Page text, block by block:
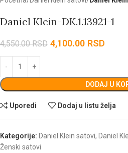
Daniel Klein-DK.1.13921-1
4,550.00RSD 4,100.00 RSD
DODAJ U
Uporedi Dodaj u listu želja
Kategorije: Daniel Klein satovi, Daniel
Ženski satovi